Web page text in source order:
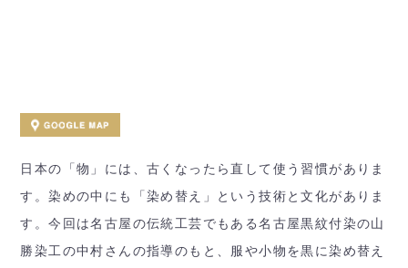
日本の「物」には、古くなったら直して使う習慣がありま
す。染めの中にも「染め替え」という技術と文化がありま
す。今回は名古屋の伝統工芸でもある名古屋黒紋付染の山
勝染工の中村さんの指導のもと、服や小物を黒に染め替え